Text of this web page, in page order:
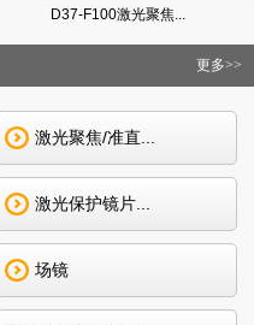
D37-F100激光聚焦...
更多>>
激光聚焦/准直...
激光保护镜片...
场镜